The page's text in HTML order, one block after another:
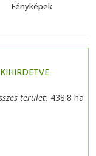
Fényképek
terület: 438.8 ha